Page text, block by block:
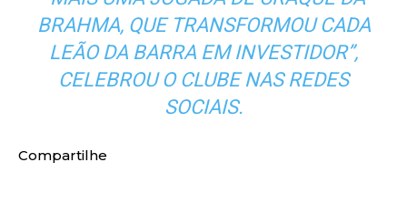
BRAHMA, QUE TRANSFORMOU CADA
LEÃO DA BARRA EM INVESTIDOR”,
CELEBROU O CLUBE NAS REDES
SOCIAIS.
Compartilhe